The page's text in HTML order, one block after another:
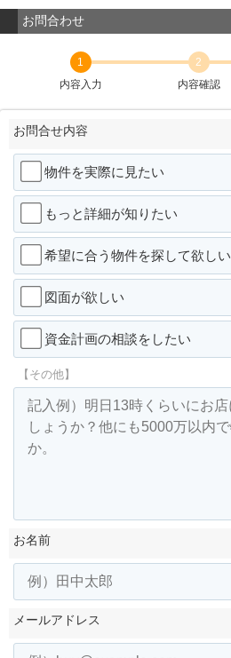
お問合わせ
1
内容入力
2
内容確認
お問合せ内容
物件を実際に見たい
もっと詳細が知りたい
希望に合う物件を探して欲しい
図面が欲しい
資金計画の相談をしたい
【その他】
お名前
メールアドレス